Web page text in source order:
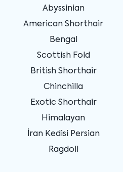
Abyssinian
American Shorthair
Bengal
Scottish Fold
British Shorthair
Chinchilla
Exotic Shorthair
Himalayan
İran Kedisi Persian
Ragdoll